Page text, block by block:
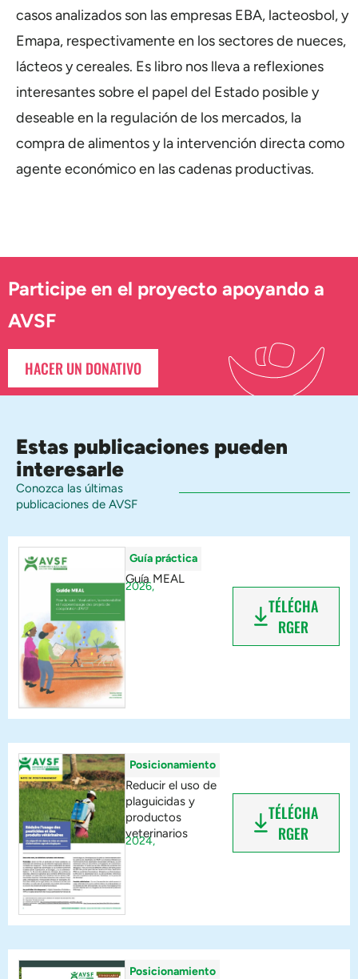
casos analizados son las empresas EBA, lacteosbol, y
Emapa, respectivamente en los sectores de nueces,
lácteos y cereales. Es libro nos lleva a reflexiones
interesantes sobre el papel del Estado posible y
deseable en la regulación de los mercados, la
compra de alimentos y la intervención directa como
agente económico en las cadenas productivas.
Participe en el proyecto apoyando a
AVSF
HACER UN DONATIVO
Estas publicaciones pueden
interesarle
Conozca las últimas
publicaciones de AVSF
Guía práctica
Guía MEAL
2026,
TÉLÉCHA
RGER
Posicionamiento
Reducir el uso de
plaguicidas y
productos
veterinarios
2024,
TÉLÉCHA
RGER
Posicionamiento